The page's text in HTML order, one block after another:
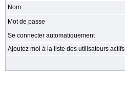
Nom
Mot de passe
Se connecter automatiquement
Ajoutez moi à la liste des utilisateurs actifs